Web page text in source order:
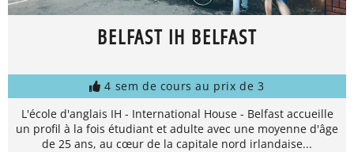
BELFAST IH BELFAST
4 sem de cours au prix de 3
L'école d'anglais IH - International House - Belfast accueille
un profil à la fois étudiant et adulte avec une moyenne d'âge
de 25 ans, au cœur de la capitale nord irlandaise...